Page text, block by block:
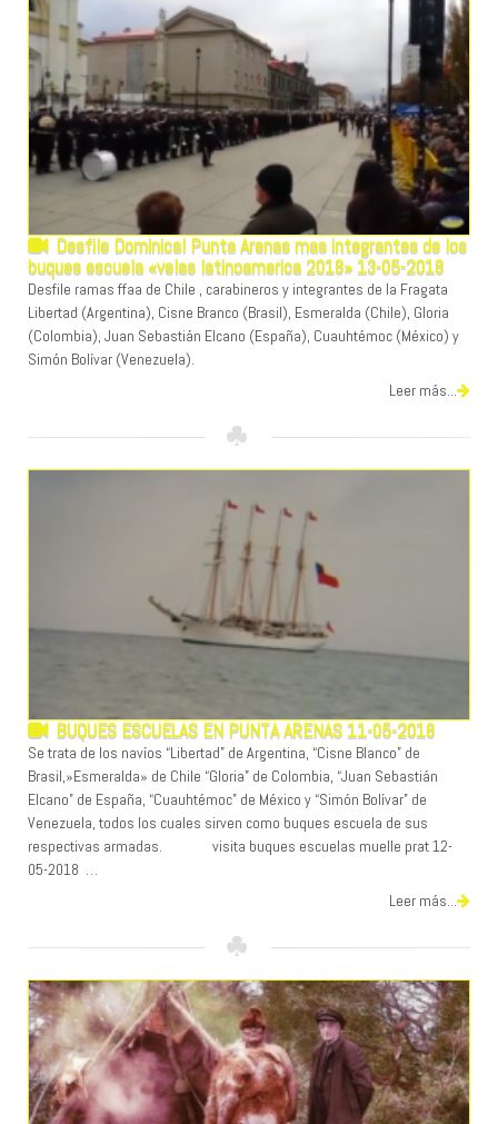
Desfile Dominical Punta Arenas mas integrantes de los
buques escuela «velas latinoamerica 2018» 13-05-2018
Desfile ramas ffaa de Chile , carabineros y integrantes de la Fragata
Libertad (Argentina), Cisne Branco (Brasil), Esmeralda (Chile), Gloria
(Colombia), Juan Sebastián Elcano (España), Cuauhtémoc (México) y
Simón Bolívar (Venezuela).
Leer más...
BUQUES ESCUELAS EN PUNTA ARENAS 11-05-2018
Se trata de los navíos “Libertad” de Argentina, “Cisne Blanco” de
Brasil,»Esmeralda» de Chile “Gloria” de Colombia, “Juan Sebastián
Elcano” de España, “Cuauhtémoc” de México y “Simón Bolívar” de
Venezuela, todos los cuales sirven como buques escuela de sus
respectivas armadas. visita buques escuelas muelle prat 12-
05-2018 …
Leer más...